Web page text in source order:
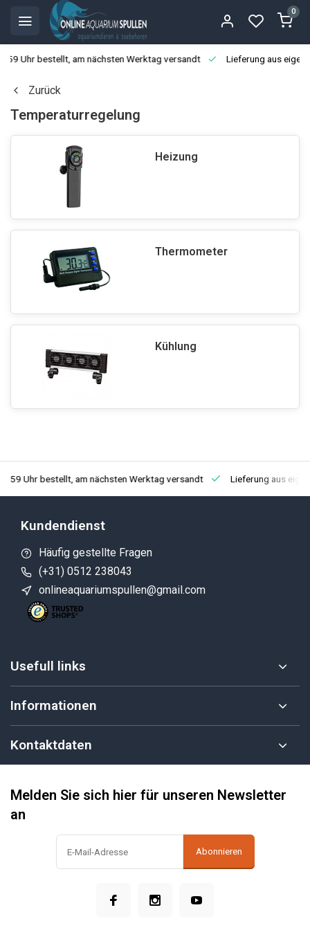
0
Uhr bestellt, am nächsten Werktag versandt Lieferung aus
Zurück
Temperaturregelung
Heizung
Thermometer
Kühlung
Uhr bestellt, am nächsten Werktag versandt Lieferung aus
Kundendienst
Häufig gestellte Fragen
(+31) 0512 238043
onlineaquariumspullen@gmail.com
Usefull links
Informationen
Kontaktdaten
Melden Sie sich hier für unseren Newsletter
an
Abonnieren